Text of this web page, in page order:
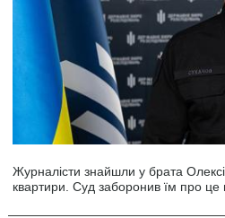
Журналісти знайшли у брата
квартири. Суд заборонив їм про це